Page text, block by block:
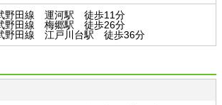
野田線 運河駅 徒歩11分
野田線 梅郷駅 徒歩26分
野田線 江戸川台駅 徒歩36分